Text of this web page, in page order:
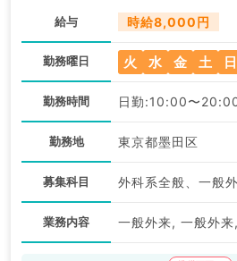
給与 時給8,000円
勤務曜日 火 水 金 土 日
勤務時間 日勤:10:00〜
勤務地 東京都墨田区
募集科目
業務内容